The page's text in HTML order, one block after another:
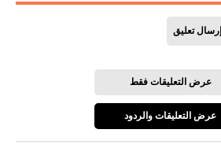
إرسال تعليق
عرض التعليقات فقط
عرض التعليقات والردود